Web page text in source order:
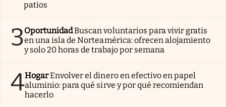
patios
3OportunidadBuscan voluntarios para vivir gratis
en una isla de Norteamérica: ofrecen alojamiento
y solo 20 horas de trabajo por semana
4HogarEnvolver el dinero en efectivo en papel
aluminio: para qué sirve y por qué recomiendan
hacerlo